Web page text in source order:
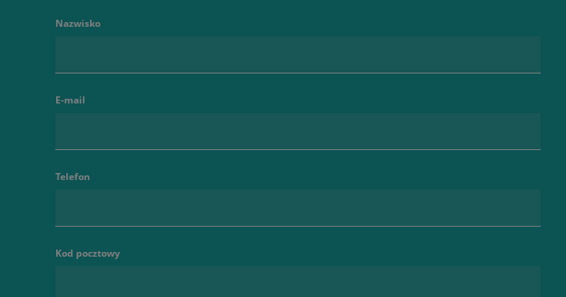
Nazwisko
E-mail
Telefon
Kod pocztowy